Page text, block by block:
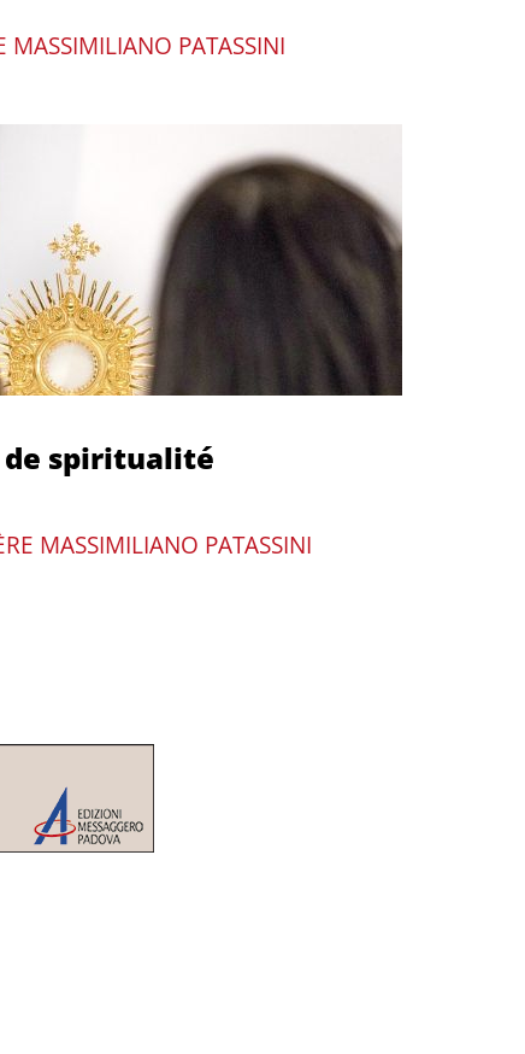
MASSIMILIANO PATASSINI
de spiritualité
MASSIMILIANO PATASSINI